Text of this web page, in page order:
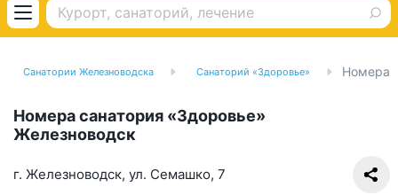
Санатории Железноводска Санаторий «Здоровье» Номера
Номера санатория «Здоровье»
Железноводск
г. Железноводск, ул. Семашко, 7